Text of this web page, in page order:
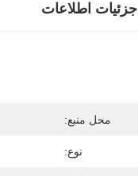
جزئیات اطلاعات
محل منبع:
نوع: